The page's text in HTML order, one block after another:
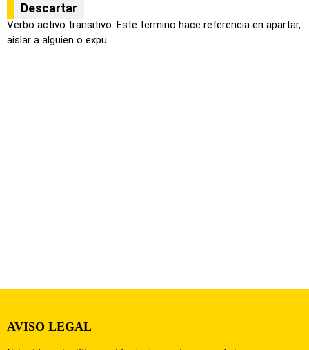
Descartar
Verbo activo transitivo. Este termino hace referencia en apartar,
aislar a alguien o expu...
AVISO LEGAL